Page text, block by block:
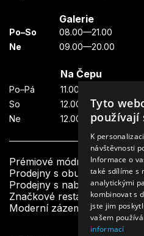
Galerie
Po–So 08.00—21.00
Ne
09.00—20.00
Na Čepu
Po–Pá 11.00—23.00
So
12.00—23.00
Ne
12.00—23.00
Prémiové módní butiky
Prodejny s obuví a doplňky
Prodejny s nabídkou krásy a
Značkové restaurace a
Moderní zázemí a další
Tyto
používají
K
návštěvnosti
Informace o
také sdílíme s
analytickými
kombinovat s
jste jim
vašem
informací